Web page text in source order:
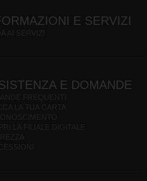
E SERVIZI
E DOMANDE